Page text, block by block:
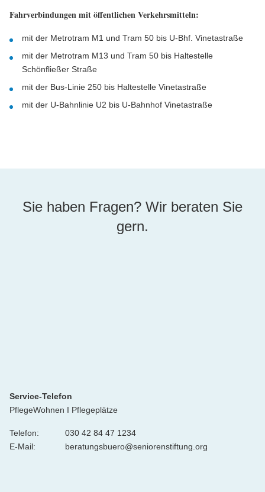
Fahrverbindungen mit öffentlichen Verkehrsmitteln:
mit der Metrotram M1 und Tram 50 bis U-Bhf. Vinetastraße
mit der Metrotram M13 und Tram 50 bis Haltestelle
Schönfließer Straße
mit der Bus-Linie 250 bis Haltestelle Vinetastraße
mit der U-Bahnlinie U2 bis U-Bahnhof Vinetastraße
Sie haben Fragen? Wir beraten Sie
gern.
Service-Telefon
PflegeWohnen I Pflegeplätze
Telefon:
030 42 84 47 1234
E-Mail:
beratungsbuero@seniorenstiftung.org